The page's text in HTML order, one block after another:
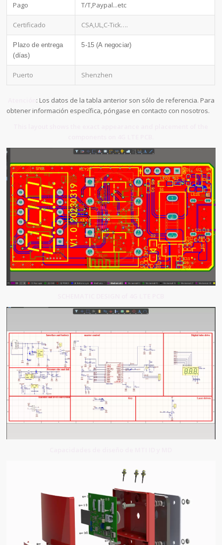
Pago T/T,Paypal...etc
Certificado CSA,UL,C-Tick….
Plazo de entrega
(días)
5-15 (A negociar)
Puerto Shenzhen
: Los datos de la tabla anterior son sólo de referencia. Para
obtener información específica, póngase en contacto con nosotros.